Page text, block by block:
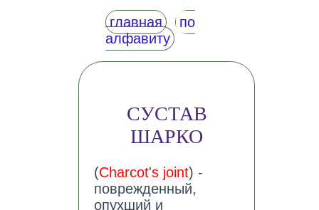
главная
по
алфавиту
СУСТАВ
ШАРКО
(Charcot's joint) -
поврежденный,
опухший и